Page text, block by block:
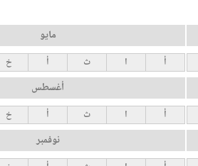
مايو
أ ا ث أ خ
أغسطس
أ ا ث أ خ
نوفمبر